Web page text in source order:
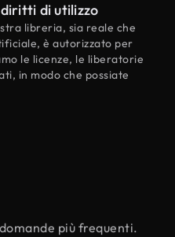
di utilizzo
libreria, sia reale che
è autorizzato per
le licenze, le liberatorie
in modo che possiate
più frequenti.